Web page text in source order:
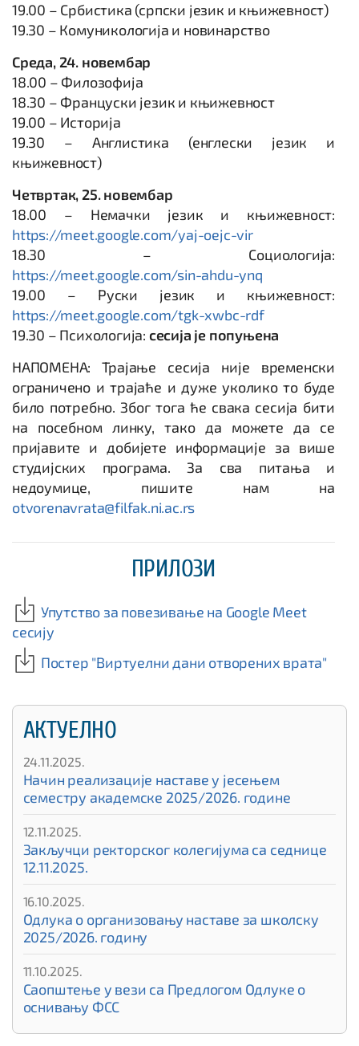
19.00 – Србистика (српски језик и књижевност)
19.30 – Комуникологија и новинарство
Среда, 24. новембар
18.00 – Филозофија
18.30 – Француски језик и књижевност
19.00 – Историја
19.30 – Англистика (енглески језик и
књижевност)
Четвртак, 25. новембар
18.00 – Немачки језик и књижевност:
https://meet.google.com/yaj-oejc-vir
18.30 – Социологија:
https://meet.google.com/sin-ahdu-ynq
19.00 – Руски језик и књижевност:
https://meet.google.com/tgk-xwbc-rdf
19.30 – Психологија: сесија је попуњена
НАПОМЕНА: Трајање сесија није временски
ограничено и трајаће и дуже уколико то буде
било потребно. Због тога ће свака сесија бити
на посебном линку, тако да можете да се
пријавите и добијете информације за више
студијских програма. За сва питања и
недоумице, пишите нам на
otvorenavrata@filfak.ni.ac.rs
ПРИЛОЗИ
Упутство за повезивање на Google Meet
сесију
Постер "Виртуелни дани отворених врата"
АКТУЕЛНО
24.11.2025.
Начин реализације наставе у јесењем
семестру академске 2025/2026. године
12.11.2025.
Закључци ректорског колегијума са седнице
12.11.2025.
16.10.2025.
Одлука о организовању наставе за школску
2025/2026. годину
11.10.2025.
Саопштење у вези са Предлогом Одлуке о
оснивању ФСС